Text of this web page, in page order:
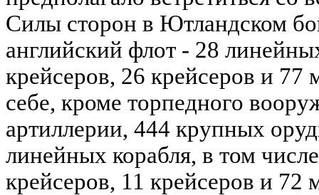
Силы сторон в Ютландском
английский флот - 28
крейсеров, 26 крейсеров и
себе, кроме торпедного
артиллерии, 444 крупных
линейных корабля, в том
крейсеров, 11 крейсеров и 72